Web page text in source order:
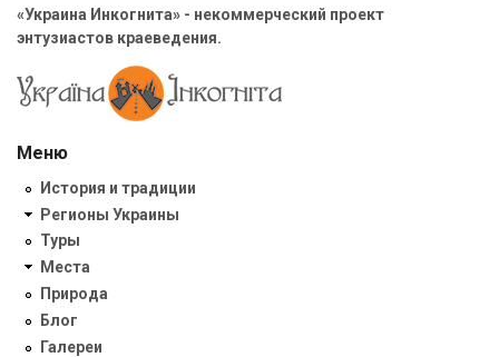
«Украина Инкогнита» - некоммерческий проект
энтузиастов краеведения.
Меню
История и традиции
Регионы Украины
Туры
Места
Природа
Блог
Галереи